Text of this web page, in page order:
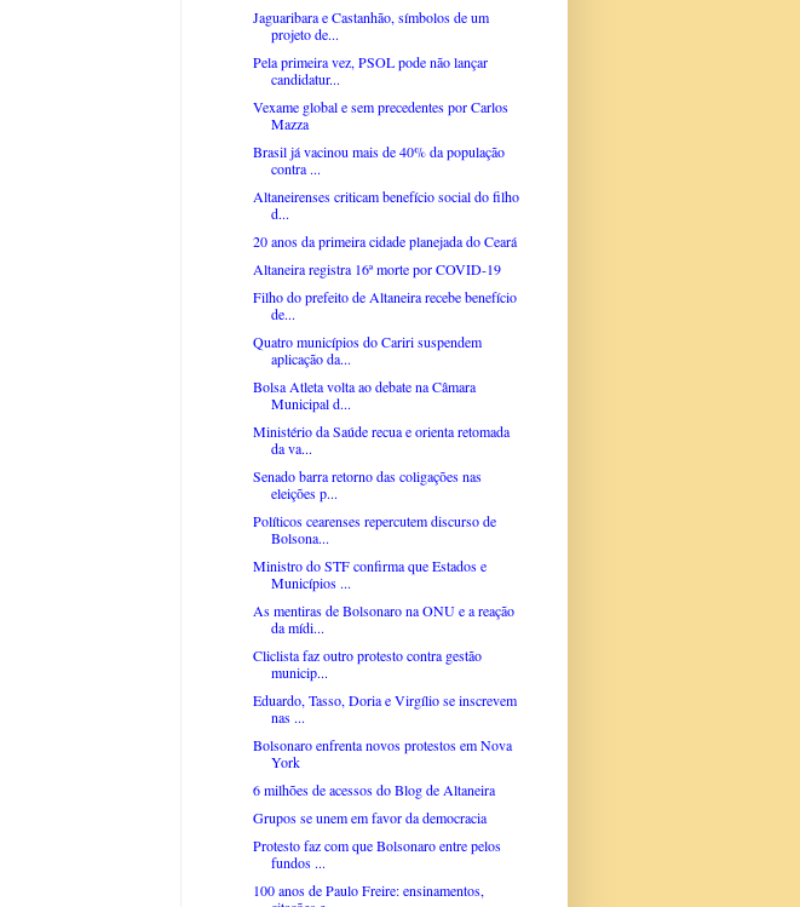
Jaguaribara e Castanhão, símbolos de um
projeto de...
Pela primeira vez, PSOL pode não lançar
candidatur...
Vexame global e sem precedentes por Carlos
Mazza
Brasil já vacinou mais de 40% da população
contra ...
Altaneirenses criticam benefício social do filho
d...
20 anos da primeira cidade planejada do Ceará
Altaneira registra 16ª morte por COVID-19
Filho do prefeito de Altaneira recebe benefício
de...
Quatro municípios do Cariri suspendem
aplicação da...
Bolsa Atleta volta ao debate na Câmara
Municipal d...
Ministério da Saúde recua e orienta retomada
da va...
Senado barra retorno das coligações nas
eleições p...
Políticos cearenses repercutem discurso de
Bolsona...
Ministro do STF confirma que Estados e
Municípios ...
As mentiras de Bolsonaro na ONU e a reação
da mídi...
Cliclista faz outro protesto contra gestão
municip...
Eduardo, Tasso, Doria e Virgílio se inscrevem
nas ...
Bolsonaro enfrenta novos protestos em Nova
York
6 milhões de acessos do Blog de Altaneira
Grupos se unem em favor da democracia
Protesto faz com que Bolsonaro entre pelos
fundos ...
100 anos de Paulo Freire: ensinamentos,